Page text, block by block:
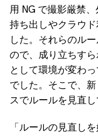
用 NG で撮影厳禁
持ち出しやクラウ
した。それらのル
ので、成り立ちす
として環境が変わ
でした。そこで、
スでルールを見直し
「ルールの見直し